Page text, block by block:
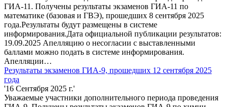
ГИА-11. Получены результаты экзаменов ГИА-11 по
математике (базовая и ГВЭ), прошедших 8 сентября 2025
года.Результаты будут размещены в системе
информирования.Дата официальной публикации результатов:
19.09.2025 Апелляцию о несогласии с выставленными
баллами можно подать в системе информирования.
Апелляции…
Результаты экзаменов ГИА-9, прошедших 12 сентября 2025
года
'16 Сентября 2025 г.'
Уважаемые участники дополнительного периода проведения